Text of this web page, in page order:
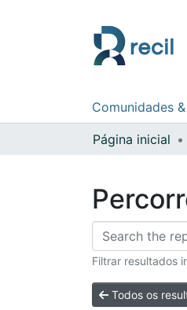
Comunidades
Página inicial
Filtrar resultados
Todos os